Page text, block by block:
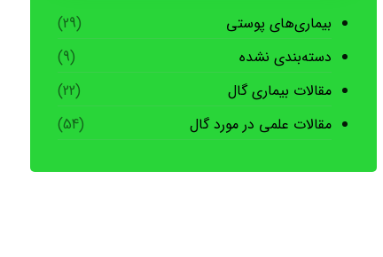
بیماری‌های پوستی
(29)
دسته‌بندی نشده
(9)
مقالات بیماری گال
(22)
مقالات علمی در مورد گال
(54)